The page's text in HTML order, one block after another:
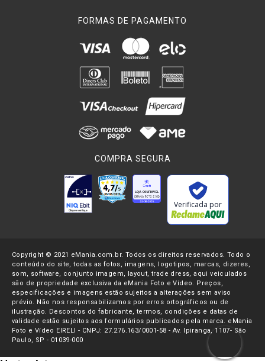
FORMAS DE PAGAMENTO
COMPRA SEGURA
Verificada por
Copyright © 2021 eMania.com.br. Todos os direitos reservados. Todo o
conteúdo do site, todas as fotos, imagens, logotipos, marcas, dizeres,
som, software, conjunto imagem, layout, trade dress, aqui veiculados
são de propriedade exclusiva da eMania Foto e Vídeo. Preços,
especificações e imagens estão sujeitos a alterações sem aviso
prévio. Não nos responsabilizamos por erros ortográficos ou de
ilustração. Descontos do fabricante, termos, condições e datas de
validade estão sujeitos aos formulários publicados pela marca. eMania
Foto e Vídeo EIRELI - CNPJ: 27.276.163/0001-58 - Av. Ipiranga, 1107- São
Paulo, SP - 01039-000